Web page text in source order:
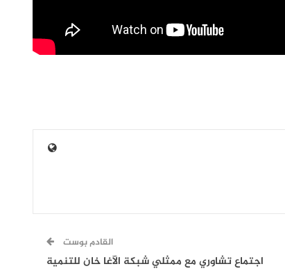
القادم بوست
اجتماع تشاوري مع ممثلي شبكة الآغا خان للتنمية